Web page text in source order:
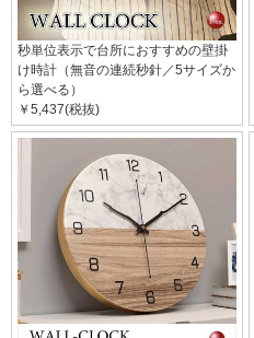
秒単位表示で台所におすすめの壁掛
け時計（無音の連続秒針／5サイズか
ら選べる）
￥5,437(税抜)